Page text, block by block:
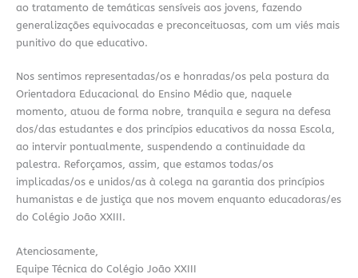
ao tratamento de temáticas sensíveis aos jovens, fazendo
generalizações equivocadas e preconceituosas, com um viés mais
punitivo do que educativo.
Nos sentimos representadas/os e honradas/os pela postura da
Orientadora Educacional do Ensino Médio que, naquele
momento, atuou de forma nobre, tranquila e segura na defesa
dos/das estudantes e dos princípios educativos da nossa Escola,
ao intervir pontualmente, suspendendo a continuidade da
palestra. Reforçamos, assim, que estamos todas/os
implicadas/os e unidos/as à colega na garantia dos princípios
humanistas e de justiça que nos movem enquanto educadoras/es
do Colégio João XXIII.
Atenciosamente,
Equipe Técnica do Colégio João XXIII